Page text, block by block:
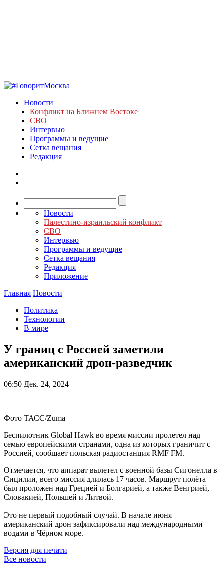
Новости
Конфликт на Ближнем Востоке
СВО
Интервью
Программы и ведущие
Сетка вещания
Редакция
Новости
Палестино-израильский конфликт
СВО
Интервью
Программы и ведущие
Сетка вещания
Редакция
Приложение
Главная Новости
Политика
Технологии
В мире
У границ с Россией заметили
американский дрон-разведчик
06:50 Дек. 24, 2024
Фото ТАСС/Zuma
Беспилотник Global Hawk во время миссии пролетел над
семью европейскими странами, одна из которых граничит с
Россией, сообщает польская радиостанция RMF FM.
Отмечается, что аппарат вылетел с военной базы Сигонелла в
Сицилии, всего миссия длилась 17 часов. Маршрут полёта
был проложен над Грецией и Болгарией, а также Венгрией,
Словакией, Польшей и Литвой.
Это не первый подобный случай. В начале июня
американский дрон зафиксировали над международными
водами в Чёрном море.
Версия для печати
Все новости